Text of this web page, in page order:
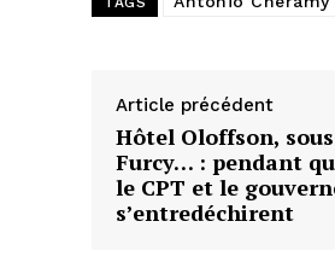
Article précédent
Hôtel Oloffson,
Furcy… : pendant
le CPT et le
s’entredéchirent